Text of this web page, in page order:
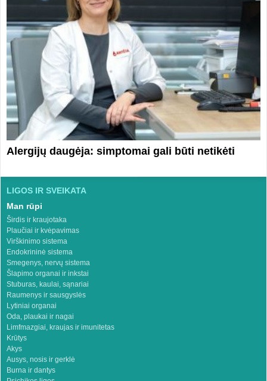
Alergijų daugėja: simptomai gali būti netikėti
LIGOS IR SVEIKATA
Man rūpi
Širdis ir kraujotaka
Plaučiai ir kvėpavimas
Virškinimo sistema
Endokrininė sistema
Smegenys, nervų sistema
Šlapimo organai ir inkstai
Stuburas, kaulai, sąnariai
Raumenys ir sausgyslės
Lytiniai organai
Oda, plaukai ir nagai
Limfmazgiai, kraujas ir imunitetas
Krūtys
Akys
Ausys, nosis ir gerklė
Burna ir dantys